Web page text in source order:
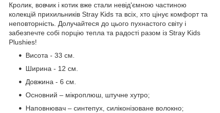
Кролик, вовчик і котик вже стали невід'ємною частиною
колекцій прихильників Stray Kids та всіх, хто цінує комфорт та
неповторність. Долучайтеся до цього пухнастого світу і
забезпечте собі порцію тепла та радості разом із Stray Kids
Plushies!
Висота - 33 см.
Ширина - 12 см.
Довжина - 6 см.
Основний – мікроплюш, штучне хутро;
Наповнювач – синтепух, силіконізоване волокно;